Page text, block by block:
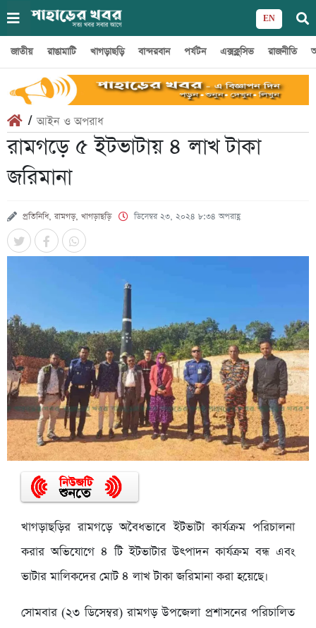
EN
জাতীয় রাঙামাটি খাগড়াছড়ি বান্দরবান পর্যটন এক্সক্লুসিভ রাজনীতি
/আইন ও অপরাধ
রামগড়ে ৫ ইটভাটায় ৪ লাখ টাকা
জরিমানা
প্রতিনিধি, রামগড়, খাগড়াছড়ি ডিসেম্বর ২৩, ২০২৪ ৮:৩৪ অপরাহ্ণ
খাগড়াছড়ির রামগড়ে অবৈধভাবে ইটভাটা কার্যক্রম পরিচালনা
করার অভিযোগে ৪ টি ইটভাটার উৎপাদন কার্যক্রম বন্ধ এবং
ভাটার মালিকদের মোট ৪ লাখ টাকা জরিমানা করা হয়েছে।
সোমবার (২৩ ডিসেম্বর) রামগড় উপজেলা প্রশাসনের পরিচালিত